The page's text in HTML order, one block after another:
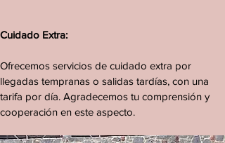
Cuidado Extra:
Ofrecemos servicios de cuidado extra por
llegadas tempranas o salidas tardías, con una
tarifa por día. Agradecemos tu comprensión y
cooperación en este aspecto.